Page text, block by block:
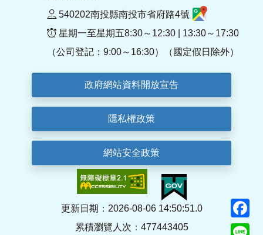
540202南投縣南投市省府路4號
星期一至星期五8:30～12:30 | 13:30～17:30
（公司登記：9:00～16:30）（國定假日除外）
政府網站資料開放宣告
隱私權政策
網站安全政策
更新日期：2026-08-06 14:50:51.0
累積瀏覽人次：477443405